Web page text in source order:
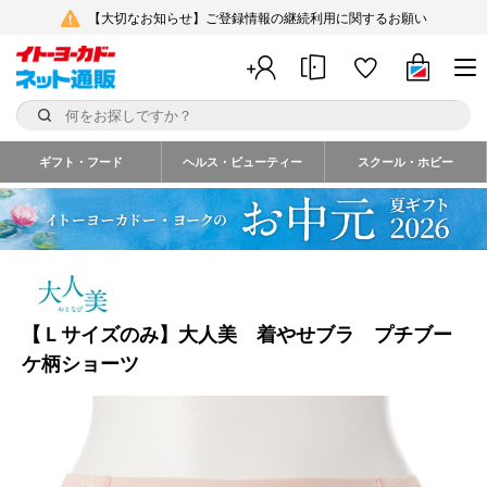
【大切なお知らせ】ご登録情報の継続利用に関するお願い
ギフト・フード ヘルス・ビューティー スクール・ホビー
【Ｌサイズのみ】大人美 着やせブラ プチブー
ケ柄ショーツ